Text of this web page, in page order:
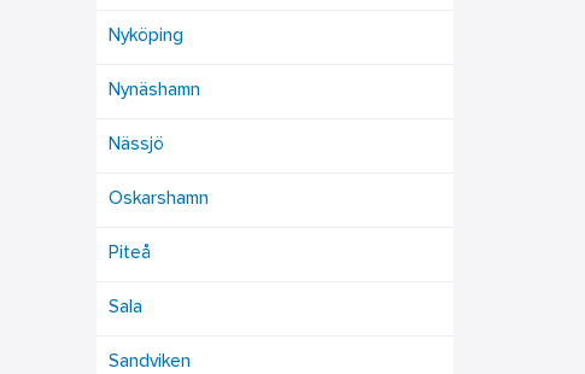
Nyköping
Nynäshamn
Nässjö
Oskarshamn
Piteå
Sala
Sandviken